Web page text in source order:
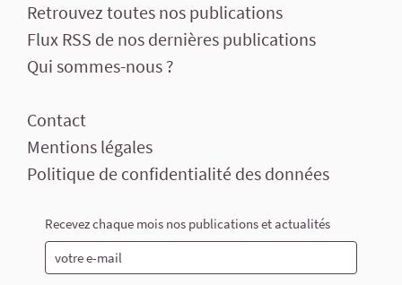
Retrouvez toutes nos publications
Flux RSS de nos dernières publications
Qui sommes-nous ?
Contact
Mentions légales
Politique de confidentialité des données
Recevez chaque mois nos publications et actualités